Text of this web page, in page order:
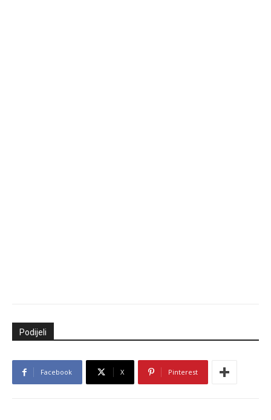
Podijeli
Facebook X Pinterest